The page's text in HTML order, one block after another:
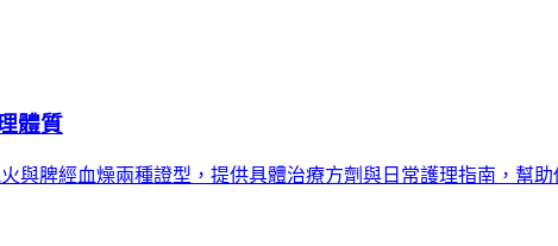
體質
與脾經血燥兩種證型，提供具體治療方劑與日常護理指南，幫